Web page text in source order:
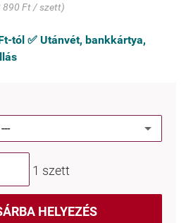
890 Ft / szett)
tól ✅ Utánvét, bankkártya,
1 szett
HELYEZÉS